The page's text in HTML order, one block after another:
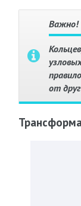
Важно!
от